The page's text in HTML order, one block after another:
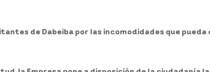
de Dabeiba por las incomodidades que